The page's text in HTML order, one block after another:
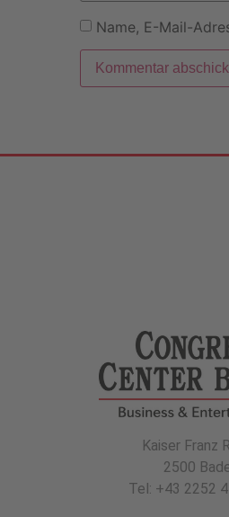
Name, E-Mail-
Kaiser Franz
2500
Tel: +43 2252